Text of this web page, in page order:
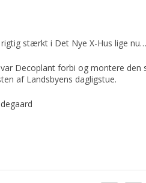
stærkt i Det Nye X-Hus lige
Decoplant forbi og montere
af Landsbyens dagligstue.